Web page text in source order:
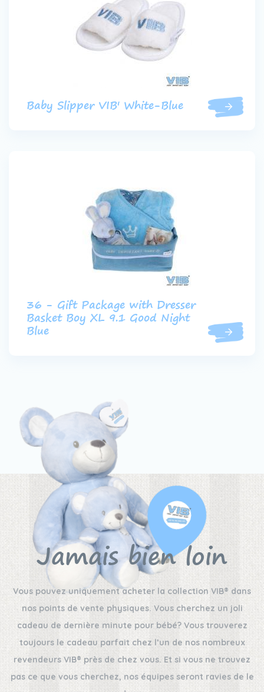
Baby Slipper VIB' White-Blue
36 - Gift Package with Dresser
Basket Boy XL 9.1 Good Night
Blue
Jamais bien loin
Vous pouvez uniquement acheter la collection VIB® dans
nos points de vente physiques. Vous cherchez un joli
cadeau de dernière minute pour bébé? Vous trouverez
toujours le cadeau parfait chez l’un de nos nombreux
revendeurs VIB® près de chez vous. Et si vous ne trouvez
pas ce que vous cherchez, nos équipes seront ravies de le